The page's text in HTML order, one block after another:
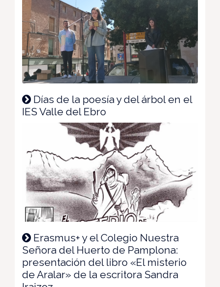
Días de la poesía y del árbol en el
IES Valle del Ebro
Erasmus+ y el Colegio Nuestra
Señora del Huerto de Pamplona:
presentación del libro «El misterio
de Aralar» de la escritora Sandra